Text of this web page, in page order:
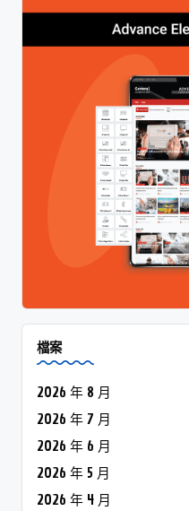
檔案
2026 年 8 月
2026 年 7 月
2026 年 6 月
2026 年 5 月
2026 年 4 月